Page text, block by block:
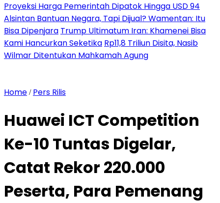
Proyeksi Harga Pemerintah Dipatok Hingga USD 94
Alsintan Bantuan Negara, Tapi Dijual? Wamentan: Itu
Bisa Dipenjara Trump Ultimatum Iran: Khamenei Bisa
Kami Hancurkan Seketika Rp11,8 Triliun Disita, Nasib
Wilmar Ditentukan Mahkamah Agung
Home / Pers Rilis
Huawei ICT Competition
Ke-10 Tuntas Digelar,
Catat Rekor 220.000
Peserta, Para Pemenang